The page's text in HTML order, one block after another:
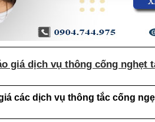
giá dịch vụ thông cống nghẹt
các dịch vụ thông tắc cống